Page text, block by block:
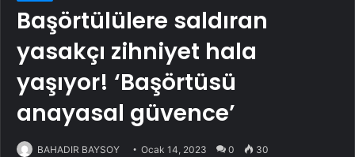
Başörtülülere saldıran
yasakçı zihniyet hala
yaşıyor! ‘Başörtüsü
anayasal güvence’
BAHADIR BAYSOY Ocak 14, 2023 0 30